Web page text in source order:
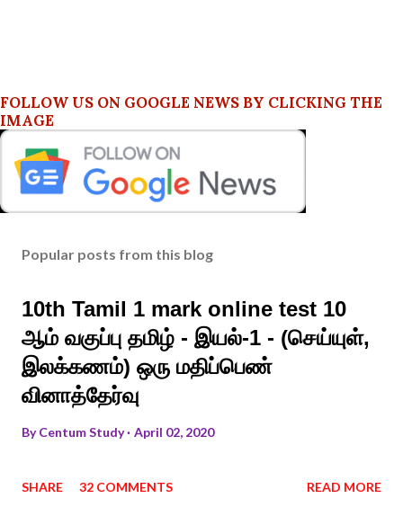
FOLLOW US ON GOOGLE NEWS BY CLICKING THE
IMAGE
Popular posts from this blog
10th Tamil 1 mark online test 10
ஆம் வகுப்பு தமிழ் - இயல்-1 - (செய்யுள்,
இலக்கணம்) ஒரு மதிப்பெண்
வினாத்தேர்வு
ByCentum Study April 02, 2020
SHARE 32 COMMENTS READ MORE